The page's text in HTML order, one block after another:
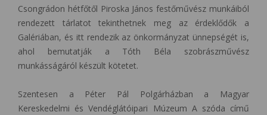
Csongrádon hétfőtől Piroska János festőművész munkáiból
rendezett tárlatot tekinthetnek meg az érdeklődők a
Galériában, és itt rendezik az önkormányzat ünnepségét is,
ahol bemutatják a Tóth Béla szobrászművész
munkásságáról készült kötetet.
Szentesen a Péter Pál Polgárházban a Magyar
Kereskedelmi és Vendéglátóipari Múzeum A szóda című